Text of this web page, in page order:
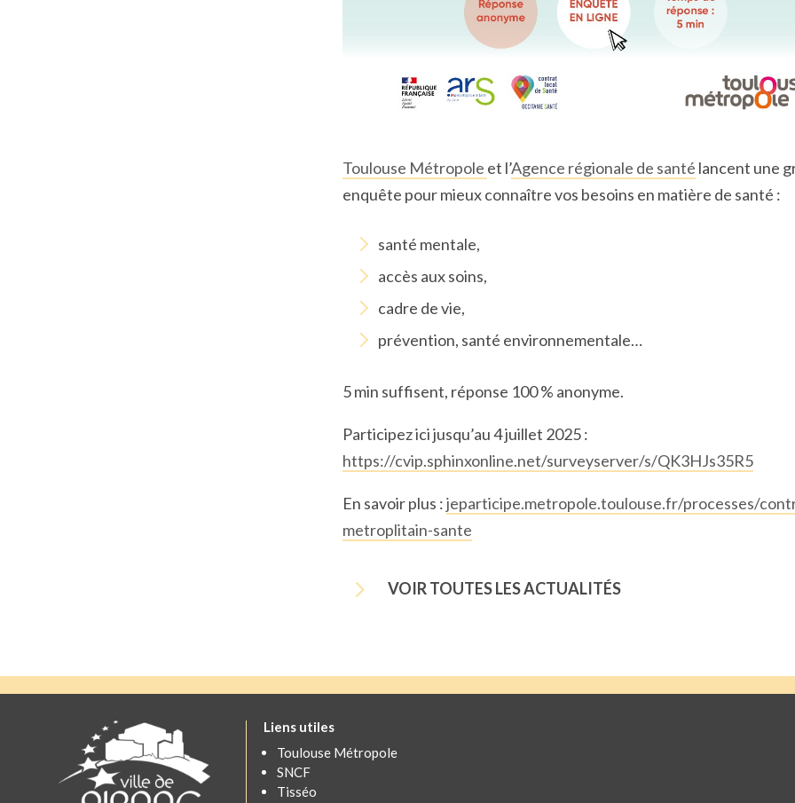
Toulouse Métropole et l’Agence régionale de santé lancent une
enquête pour mieux connaître vos besoins en matière de santé :
santé mentale,
accès aux soins,
cadre de vie,
prévention, santé environnementale…
5 min suffisent, réponse 100 % anonyme.
Participez ici jusqu’au 4 juillet 2025 :
https://cvip.sphinxonline.net/surveyserver/s/QK3HJs35R5
En savoir plus :jeparticipe.metropole.toulouse.fr/processes/
metroplitain-sante
5 VOIR TOUTES LES ACTUALITÉS
Liens utiles
Toulouse Métropole
SNCF
Tisséo